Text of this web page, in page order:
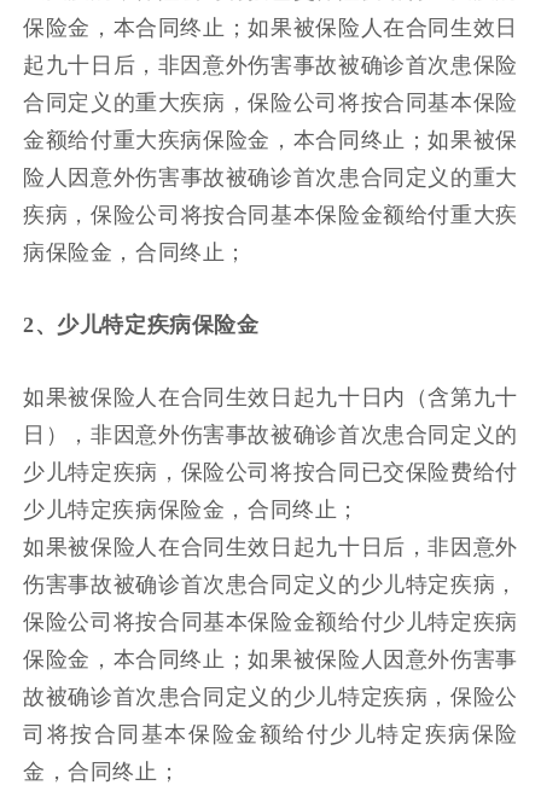
保险金，本合同终止；如果被保险人在合同生效日
起九十日后，非因意外伤害事故被确诊首次患保险
合同定义的重大疾病，保险公司将按合同基本保险
金额给付重大疾病保险金，本合同终止；如果被保
险人因意外伤害事故被确诊首次患合同定义的重大
疾病， 保险公司将按合同基本保险金额给付重大疾
病保险金，合同终止；
2、少儿特定疾病保险金
如果被保险人 在合同生效日起九十日内（含第九十
日），非因意外伤害事故被确诊首次患合同定义的
少儿特定疾病， 保险公司将按合同已交保险费给付
少儿特定疾病保险金，合同终止；
如果被保险人 在合同生效日起九十日后，非因意外
伤害事故被确诊首次患合同定义的少儿特定疾病，
保险公司将按合同基本保险金额给付少儿特定疾病
保险金，本合同终止；如果被保险人因意外伤害事
故被确诊首次患合同定义的少儿特定疾病，保险公
司将按合同基本保险金额给付少儿特定疾病保险
金，合同终止；